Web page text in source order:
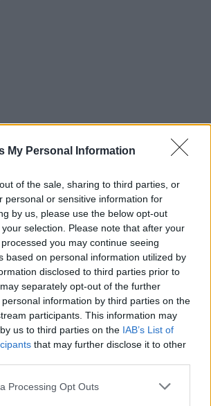
My Personal Information
of the sale, sharing to third parties, or
personal or sensitive information for
by us, please use the below opt-out
selection. Please note that after your
you may continue seeing
based on personal information utilized by
disclosed to third parties prior to
separately opt-out of the further
information by third parties on the
participants. This information may
us to third parties on the IAB’s List of
that may further disclose it to other
website/app uses one or more Google
Processing Opt Outs
08:20
«Ζητώ
θα κατέβω στις εκλογές»
«Ζητώ
θα κατέβω στις εκλογές»
ο κυβερνητικός